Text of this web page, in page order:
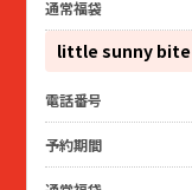
little sunny bite